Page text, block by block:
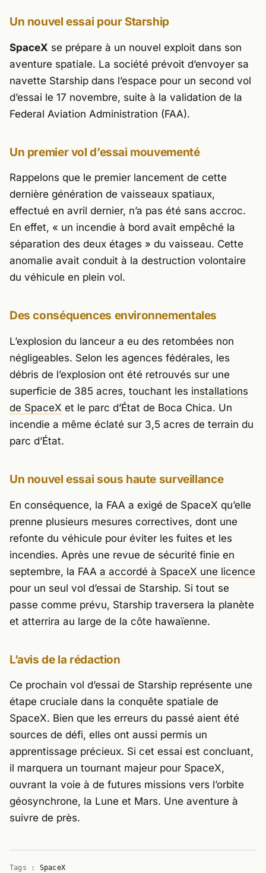
Un nouvel essai pour Starship
SpaceX se prépare à un nouvel exploit dans son
aventure spatiale. La société prévoit d’envoyer sa
navette Starship dans l’espace pour un second vol
d’essai le 17 novembre, suite à la validation de la
Federal Aviation Administration (FAA).
Un premier vol d’essai mouvementé
Rappelons que le premier lancement de cette
dernière génération de vaisseaux spatiaux,
effectué en avril dernier, n’a pas été sans accroc.
En effet, « un incendie à bord avait empêché la
séparation des deux étages » du vaisseau. Cette
anomalie avait conduit à la destruction volontaire
du véhicule en plein vol.
Des conséquences environnementales
L’explosion du lanceur a eu des retombées non
négligeables. Selon les agences fédérales, les
débris de l’explosion ont été retrouvés sur une
superficie de 385 acres, touchant les installations
de SpaceX et le parc d’État de Boca Chica. Un
incendie a même éclaté sur 3,5 acres de terrain du
parc d’État.
Un nouvel essai sous haute surveillance
En conséquence, la FAA a exigé de SpaceX qu’elle
prenne plusieurs mesures correctives, dont une
refonte du véhicule pour éviter les fuites et les
incendies. Après une revue de sécurité finie en
septembre, la FAA a accordé à SpaceX une licence
pour un seul vol d’essai de Starship. Si tout se
passe comme prévu, Starship traversera la planète
et atterrira au large de la côte hawaïenne.
L’avis de la rédaction
Ce prochain vol d’essai de Starship représente une
étape cruciale dans la conquête spatiale de
SpaceX. Bien que les erreurs du passé aient été
sources de défi, elles ont aussi permis un
apprentissage précieux. Si cet essai est concluant,
il marquera un tournant majeur pour SpaceX,
ouvrant la voie à de futures missions vers l’orbite
géosynchrone, la Lune et Mars. Une aventure à
suivre de près.
Tags : SpaceX